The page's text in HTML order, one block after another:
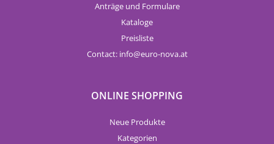
Anträge und Formulare
Kataloge
Preisliste
Contact: info euro-nova.at
ONLINE SHOPPING
Neue Produkte
Kategorien